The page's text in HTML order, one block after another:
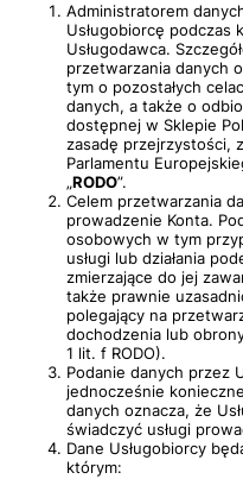
Administratorem
Usługobiorcę podczas
Usługodawca.
przetwarzania danych
tym o pozostałych
danych, a także o
dostępnej w Sklepie
zasadę przejrzystości,
Parlamentu
„RODO”.
Celem przetwarzania
prowadzenie Konta.
osobowych w tym
usługi lub działania
zmierzające do jej
także prawnie
polegający na
dochodzenia lub
1 lit. f RODO).
Podanie danych przez
jednocześnie
danych oznacza, że
świadczyć usługi
Dane Usługobiorcy
którym: